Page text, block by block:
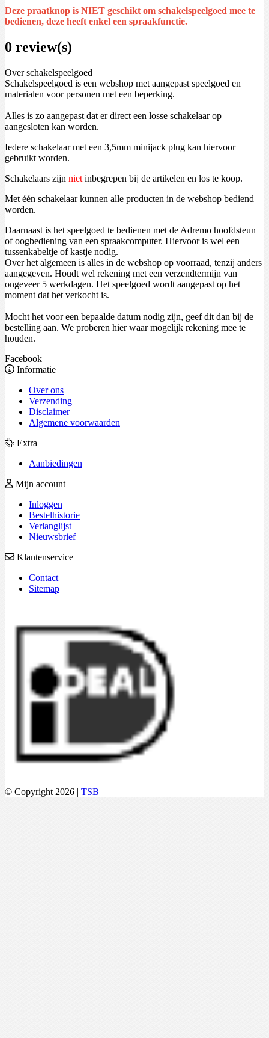
Deze praatknop is NIET geschikt om schakelspeelgoed mee te
bedienen, deze heeft enkel een spraakfunctie.
0 review(s)
Over schakelspeelgoed
Schakelspeelgoed is een webshop met aangepast speelgoed en
materialen voor personen met een beperking.
Alles is zo aangepast dat er direct een losse schakelaar op
aangesloten kan worden.
Iedere schakelaar met een 3,5mm minijack plug kan hiervoor
gebruikt worden.
Schakelaars zijn niet inbegrepen bij de artikelen en los te koop.
Met één schakelaar kunnen alle producten in de webshop bediend
worden.
Daarnaast is het speelgoed te bedienen met de Adremo hoofdsteun
of oogbediening van een spraakcomputer. Hiervoor is wel een
tussenkabeltje of kastje nodig.
Over het algemeen is alles in de webshop op voorraad, tenzij anders
aangegeven. Houdt wel rekening met een verzendtermijn van
ongeveer 5 werkdagen. Het speelgoed wordt aangepast op het
moment dat het verkocht is.
Mocht het voor een bepaalde datum nodig zijn, geef dit dan bij de
bestelling aan. We proberen hier waar mogelijk rekening mee te
houden.
Facebook
Informatie
Over ons
Verzending
Disclaimer
Algemene voorwaarden
Extra
Aanbiedingen
Mijn account
Inloggen
Bestelhistorie
Verlanglijst
Nieuwsbrief
Klantenservice
Contact
Sitemap
© Copyright 2026 | TSB